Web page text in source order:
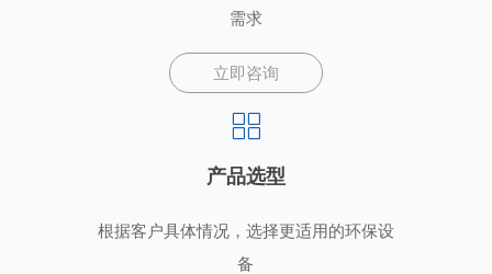
需求
立即咨询
产品选型
根据客户具体情况，选择更适用的环保设
备